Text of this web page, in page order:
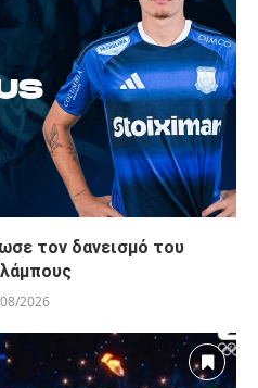
τον δανεισμό του
2026